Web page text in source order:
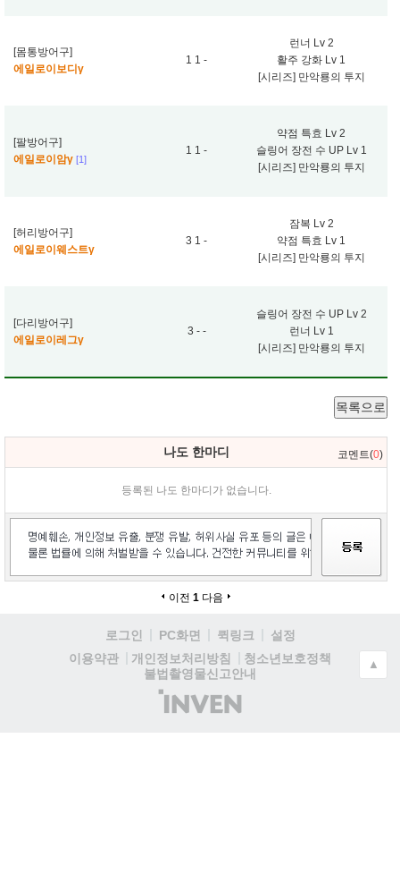
[몸통방어구]
에일로이보디γ
1 1 -
런너 Lv 2
활주 강화 Lv 1
[시리즈] 만악룡의 투지
[팔방어구]
에일로이암γ [1]
1 1 -
약점 특효 Lv 2
슬링어 장전 수 UP Lv 1
[시리즈] 만악룡의 투지
[허리방어구]
에일로이웨스트γ
3 1 -
잠복 Lv 2
약점 특효 Lv 1
[시리즈] 만악룡의 투지
[다리방어구]
에일로이레그γ
3 - -
슬링어 장전 수 UP Lv 2
런너 Lv 1
[시리즈] 만악룡의 투지
목록으로
나도 한마디 코멘트(0)
등록된 나도 한마디가 없습니다.
이전 1 다음
로그인 PC화면 퀵링크
설정
이용약관
개인정보처리방침
청소년보호정책
불법촬영물신고안내
(주)
인
▲